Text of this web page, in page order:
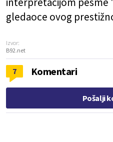
gledaoce ovog
Izvor:
B92.net
7 Komentari
Pošalji